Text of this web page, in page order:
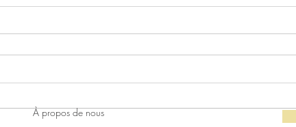
À propos de nous